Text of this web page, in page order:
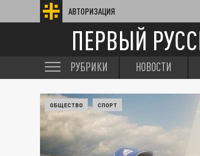
АВТОРИЗАЦИЯ
ПЕРВЫЙ
РУБРИКИ НОВОСТИ
ОБЩЕСТВО СПОРТ